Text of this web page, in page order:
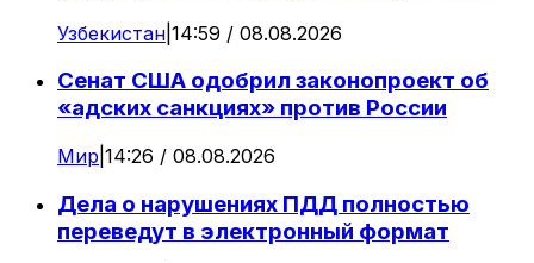
Узбекистан 14:59 / 08.08.2026
Сенат США одобрил законопроект об
«адских санкциях» против России
Мир 14:26 / 08.08.2026
Дела о нарушениях ПДД полностью
переведут в электронный формат